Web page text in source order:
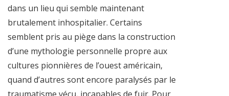
dans un lieu qui semble maintenant
brutalement inhospitalier. Certains
semblent pris au piège dans la construction
d’une mythologie personnelle propre aux
cultures pionnières de l’ouest américain,
quand d’autres sont encore paralysés par le
traumatisme vécu, incapables de fuir. Pour